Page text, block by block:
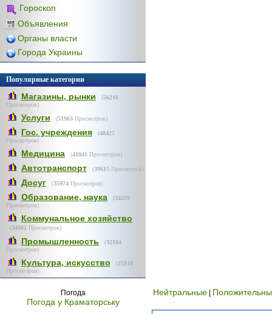
Гороскоп
Объявления
Органы власти
Города Украины
Популярные категории
Магазины, рынки (56216
Просмотров)
Услуги (51963 Просмотров)
Гос. учреждения (48427
Просмотров)
Медицина (41041 Просмотров)
Автотранспорт (39615 Просмотров)
Досуг (35974 Просмотров)
Образование, наука (34259
Просмотров)
Коммунальное хозяйство
(34082 Просмотров)
Промышленность (32104
Просмотров)
Культура, искусство (25918
Просмотров)
Погода
Погода у Краматорську
Нейтральные